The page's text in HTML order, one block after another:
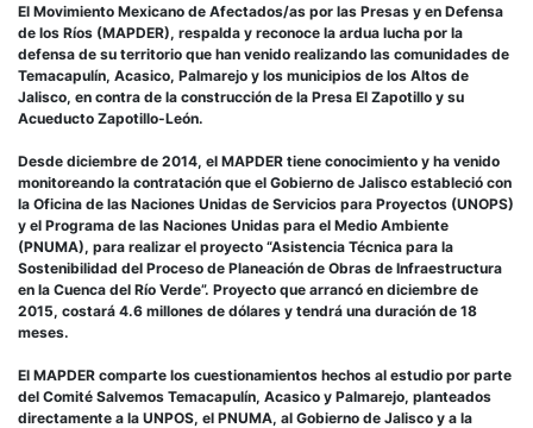
El Movimiento Mexicano de Afectados/as por las Presas y en Defensa
de los Ríos (MAPDER), respalda y reconoce la ardua lucha por la
defensa de su territorio que han venido realizando las comunidades de
Temacapulín, Acasico, Palmarejo y los municipios de los Altos de
Jalisco, en contra de la construcción de la Presa El Zapotillo y su
Acueducto Zapotillo-León.
Desde diciembre de 2014, el MAPDER tiene conocimiento y ha venido
monitoreando la contratación que el Gobierno de Jalisco estableció con
la Oficina de las Naciones Unidas de Servicios para Proyectos (UNOPS)
y el Programa de las Naciones Unidas para el Medio Ambiente
(PNUMA), para realizar el proyecto “Asistencia Técnica para la
Sostenibilidad del Proceso de Planeación de Obras de Infraestructura
en la Cuenca del Río Verde”. Proyecto que arrancó en diciembre de
2015, costará 4.6 millones de dólares y tendrá una duración de 18
meses.
El MAPDER comparte los cuestionamientos hechos al estudio por parte
del Comité Salvemos Temacapulín, Acasico y Palmarejo, planteados
directamente a la UNPOS, el PNUMA, al Gobierno de Jalisco y a la